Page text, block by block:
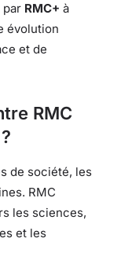
par RMC+ à
évolution
et de
RMC
de société, les
RMC
les sciences,
et les